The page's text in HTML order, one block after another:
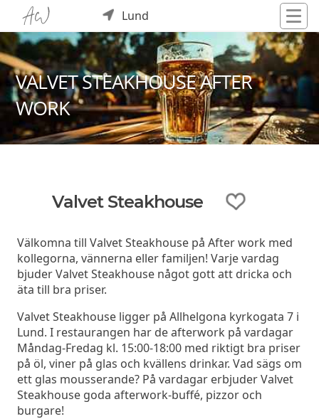
Lund
VALVET STEAKHOUSE AFTER
WORK
Valvet Steakhouse
Välkomna till Valvet Steakhouse på After work med
kollegorna, vännerna eller familjen! Varje vardag
bjuder Valvet Steakhouse något gott att dricka och
äta till bra priser.
Valvet Steakhouse ligger på Allhelgona kyrkogata 7 i
Lund. I restaurangen har de afterwork på vardagar
Måndag-Fredag kl. 15:00-18:00 med riktigt bra priser
på öl, viner på glas och kvällens drinkar. Vad sägs om
ett glas mousserande? På vardagar erbjuder Valvet
Steakhouse goda afterwork-buffé, pizzor och
burgare!